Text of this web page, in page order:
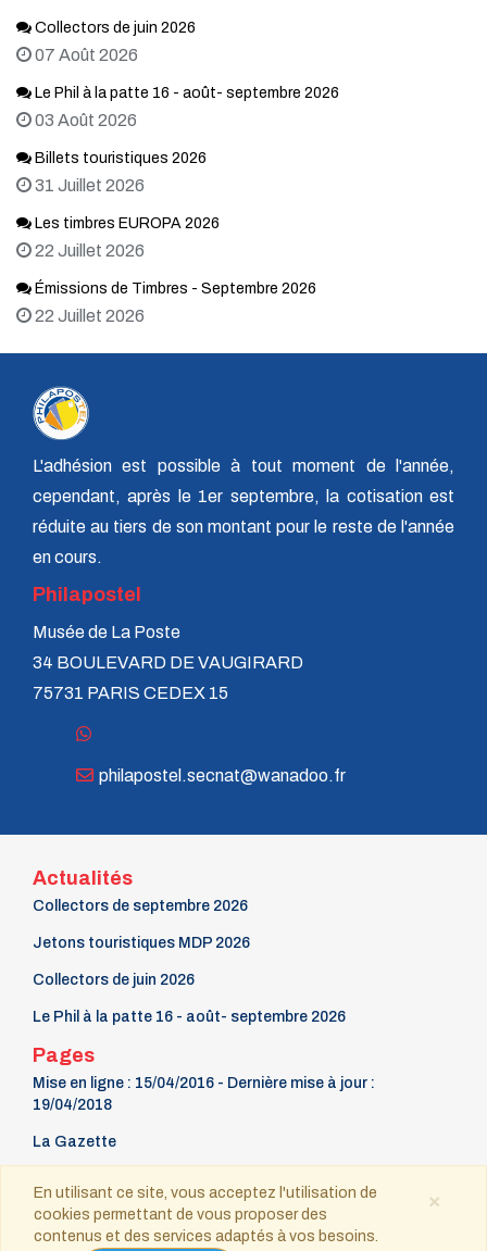
Collectors de juin 2026
07 Août 2026
Le Phil à la patte 16 - août- septembre 2026
03 Août 2026
Billets touristiques 2026
31 Juillet 2026
Les timbres EUROPA 2026
22 Juillet 2026
Émissions de Timbres - Septembre 2026
22 Juillet 2026
L'adhésion est possible à tout moment de l'année,
cependant, après le 1er septembre, la cotisation est
réduite au tiers de son montant pour le reste de l'année
en cours.
Philapostel
Musée de La Poste
34 BOULEVARD DE VAUGIRARD
75731 PARIS CEDEX 15
philapostel.secnat@wanadoo.fr
Actualités
Collectors de septembre 2026
Jetons touristiques MDP 2026
Collectors de juin 2026
Le Phil à la patte 16 - août- septembre 2026
Pages
Mise en ligne : 15/04/2016 - Dernière mise à jour :
19/04/2018
La Gazette
Contact
×
En utilisant ce site, vous acceptez l'utilisation de
cookies permettant de vous proposer des
contenus et des services adaptés à vos besoins.